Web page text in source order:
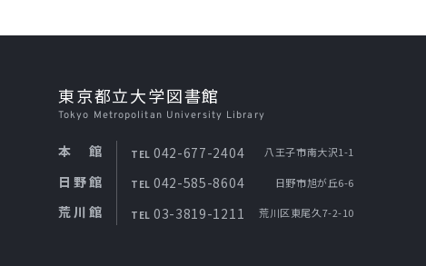
東京都立大学図書館
Tokyo Metropolitan University Library
本館 TEL 042-677-2404 八王子市南大沢1-1
日野館 TEL 042-585-8604 日野市旭が丘6-6
荒川館 TEL 03-3819-1211 荒川区東尾久7-2-10